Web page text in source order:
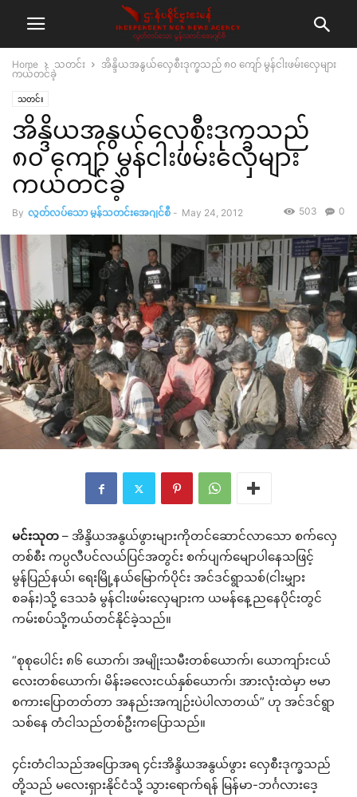
Home သတင်း
အိန္ဒိယအနွယ်လှေစီးဒုက္ခသည် ၈၀ ကျော် မွန်ငါးဖမ်းလှေများ
ကယ်တင်ခဲ့
သတင်း
အိန္ဒိယအနွယ်လှေစီးဒုက္ခသည်
၈၀ ကျော် မွန်ငါးဖမ်းလှေများ
ကယ်တင်ခဲ့
By လွတ်လပ်သော မွန်သတင်းအေဂျင်စီ - May 24, 2012 0
503
မင်းသုတ – အိန္ဒိယအနွယ်ဖွားများကိုတင်ဆောင်လာသော စက်လှေ
တစ်စီး ကပ္ပလီပင်လယ်ပြင်အတွင်း စက်ပျက်မျောပါနေသဖြင့်
မွန်ပြည်နယ်၊ ရေးမြို့နယ်မြောက်ပိုင်း အင်ဒင်ရွာသစ်(ငါးမျှား
စခန်း)သို့ ဒေသခံ မွန်ငါးဖမ်းလှေများက ယမန်နေ့ညနေပိုင်းတွင်
ကမ်းစပ်သို့ကယ်တင်နိုင်ခဲ့သည်။
“စုစုပေါင်း ၈၆ ယောက်၊ အမျိုးသမီးတစ်ယောက်၊ ယောကျာ်းငယ်
လေးတစ်ယောက်၊ မိန်းခလေးငယ်နှစ်ယောက်၊ အားလုံးထဲမှာ ဗမာ
စကားပြောတတ်တာ အနည်းအကျဉ်းပဲပါလာတယ်” ဟု အင်ဒင်ရွာ
သစ်နေ တံငါသည်တစ်ဦးကပြောသည်။
၄င်းတံငါသည်အပြောအရ ၄င်းအိန္ဒိယအနွယ်ဖွား လှေစီးဒုက္ခသည်
တို့သည် မလေးရှားနိုင်ငံသို့ သွားရောက်ရန် မြန်မာ-ဘင်္ဂလားဒေ့